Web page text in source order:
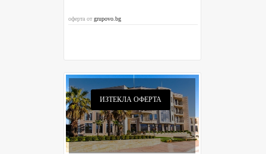
оферта отgrupovo.bg
ИЗТЕКЛА ОФЕРТА